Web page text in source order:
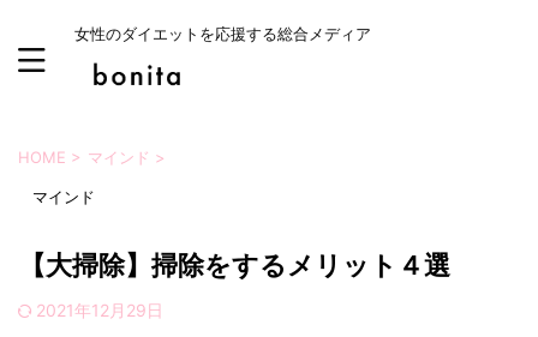
女性のダイエットを応援する総合メディア
HOME > マインド >
マインド
【大掃除】掃除をするメリット４選
2021年12月29日